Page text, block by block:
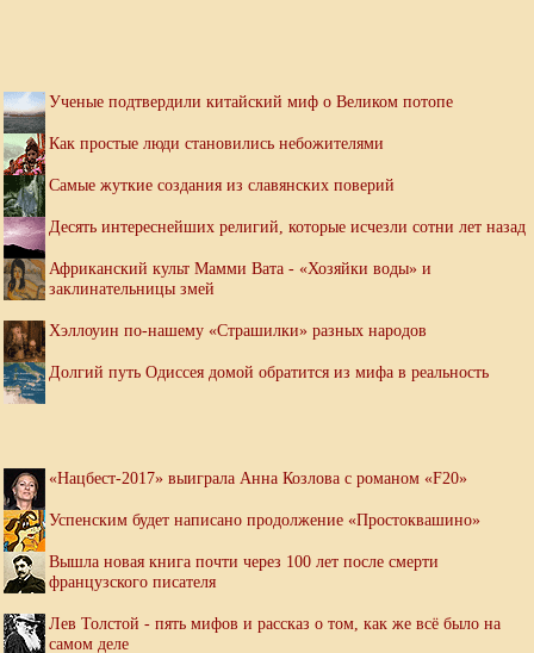
Ученые подтвердили китайский миф о Великом потопе
Как простые люди становились небожителями
Самые жуткие создания из славянских поверий
Десять интереснейших религий, которые исчезли сотни лет назад
Африканский культ Мамми Вата - «Хозяйки воды» и
заклинательницы змей
Хэллоуин по-нашему «Страшилки» разных народов
Долгий путь Одиссея домой обратится из мифа в реальность
«Нацбест-2017» выиграла Анна Козлова с романом «F20»
Успенским будет написано продолжение «Простоквашино»
Вышла новая книга почти через 100 лет после смерти
французского писателя
Лев Толстой - пять мифов и рассказ о том, как же всё было на
самом деле